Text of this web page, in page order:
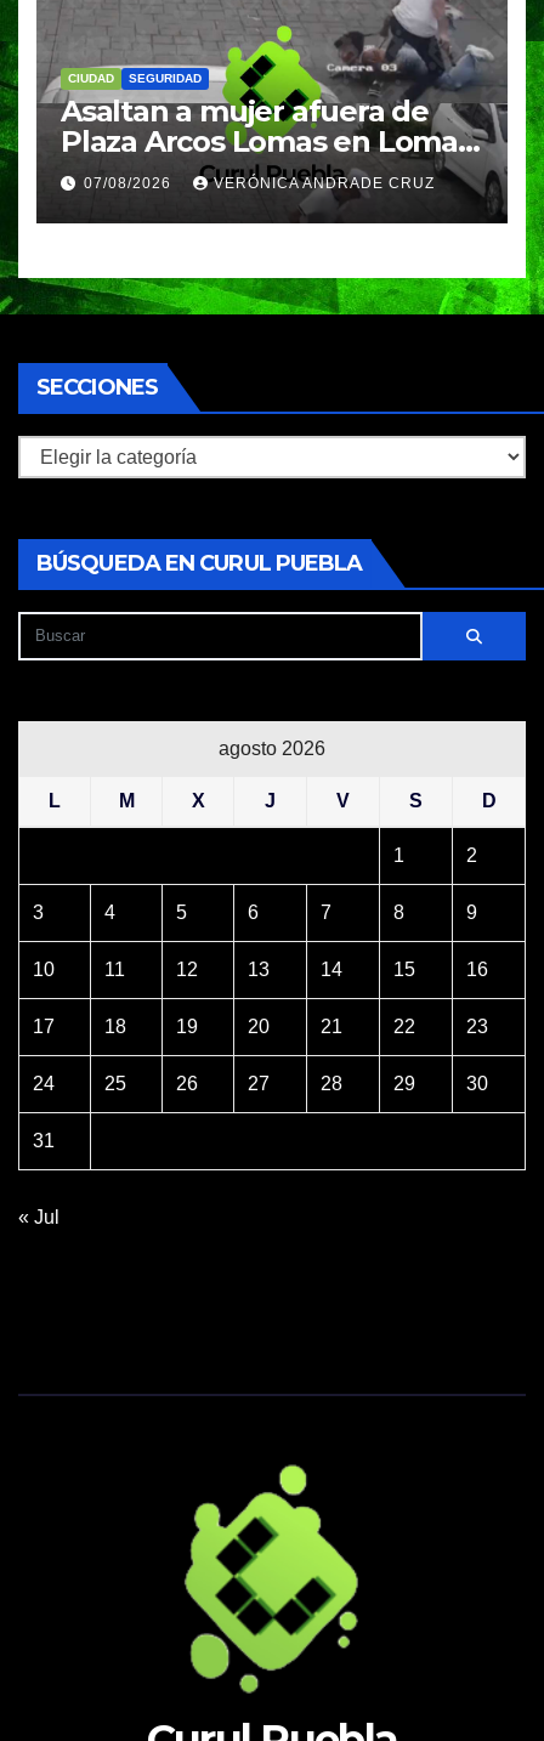
CIUDAD SEGURIDAD
Asaltan a mujer afuera de
Plaza Arcos Lomas en Lomas
de Angelópolis; delincuentes
huyeron en auto
07/08/2026 VERÓNICA ANDRADE CRUZ
SECCIONES
Secciones
BÚSQUEDA EN CURUL PUEBLA
agosto 2026
L M X J V S D
1 2
3 4 5 6 7 8 9
10 11 12 13 14 15 16
17 18 19 20 21 22 23
24 25 26 27 28 29 30
31
« Jul